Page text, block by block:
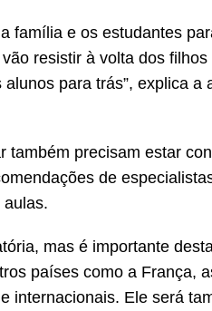
família e os estudantes
resistir à volta dos
para trás”, explica a
também precisam estar
de
mas é importante
países como a França,
internacionais. Ele será